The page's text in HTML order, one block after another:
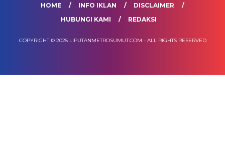
HOME INFO IKLAN
DISCLAIMER
HUBUNGI KAMI
REDAKSI
COPYRIGHT © 2025 LIPUTANMETROSUMUT.COM - ALL RIGHTS RESERVED